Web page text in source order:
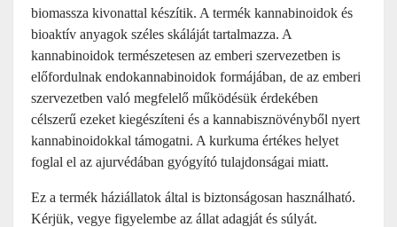
biomassza kivonattal készítik. A termék kannabinoidok és
bioaktív anyagok széles skáláját tartalmazza. A
kannabinoidok természetesen az emberi szervezetben is
előfordulnak endokannabinoidok formájában, de az emberi
szervezetben való megfelelő működésük érdekében
célszerű ezeket kiegészíteni és a kannabisznövényből nyert
kannabinoidokkal támogatni. A kurkuma értékes helyet
foglal el az ajurvédában gyógyító tulajdonságai miatt.
Ez a termék háziállatok által is biztonságosan használható.
Kérjük, vegye figyelembe az állat adagját és súlyát.